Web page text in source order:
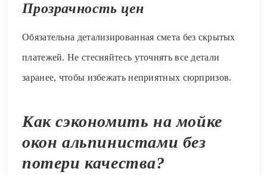
Прозрачность цен
Обязательна детализированная смета без скрытых
платежей. Не стесняйтесь уточнять все детали
заранее, чтобы избежать неприятных сюрпризов.
Как сэкономить на мойке
окон альпинистами без
потери качества?